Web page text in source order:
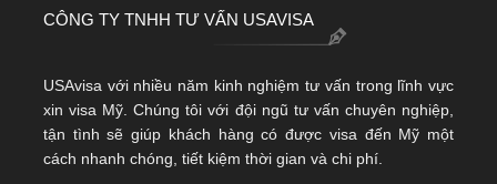
CÔNG TY TNHH TƯ VẤN USAVISA
USAvisa với nhiều năm kinh nghiệm tư vấn trong lĩnh vực
xin visa Mỹ. Chúng tôi với đội ngũ tư vấn chuyên nghiệp,
tận tình sẽ giúp khách hàng có được visa đến Mỹ một
cách nhanh chóng, tiết kiệm thời gian và chi phí.